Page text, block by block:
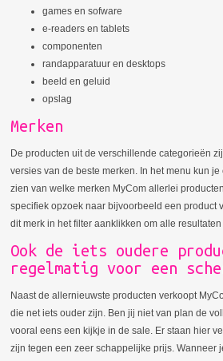
games en sofware
e-readers en tablets
componenten
randapparatuur en desktops
beeld en geluid
opslag
Merken
De producten uit de verschillende categorieën
versies van de beste merken. In het menu kun
zien van welke merken MyCom allerlei
specifiek opzoek naar bijvoorbeeld een product
dit merk in het filter aanklikken om alle
Ook de iets oudere
regelmatig voor een
Naast de allernieuwste producten verkoopt
die net iets ouder zijn. Ben jij niet van plan de
vooral eens een kijkje in de sale. Er staan hier
zijn tegen een zeer schappelijke prijs. Wanneer